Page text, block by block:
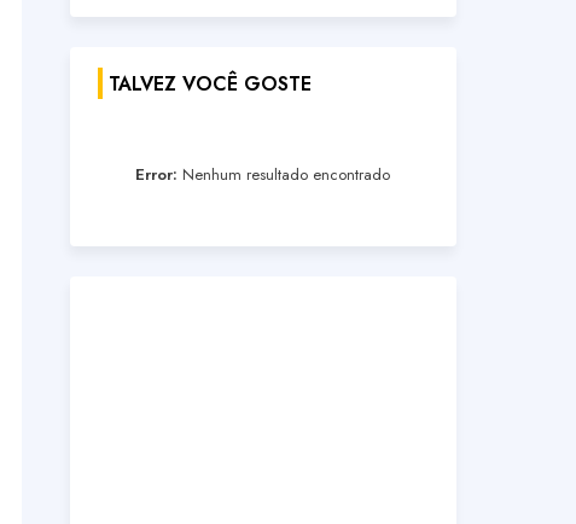
TALVEZ VOCÊ GOSTE
Error: Nenhum resultado encontrado